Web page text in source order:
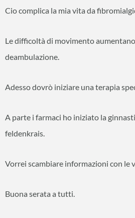
Cio complica la mia vita da
Le difficoltà di movimento
deambulazione.
Adesso dovrò iniziare una terapia
A parte i farmaci ho iniziato la
feldenkrais.
Vorrei scambiare informazioni con le
Buona serata a tutti.